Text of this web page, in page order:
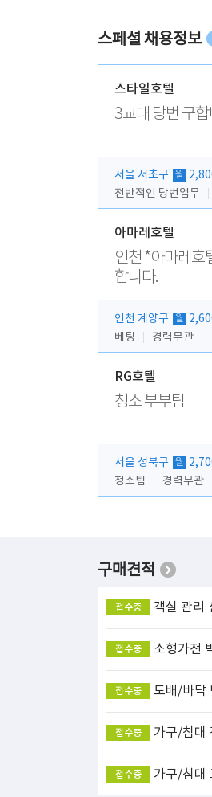
스페셜 채용정보
스타일호텔
3교대 당번 구
서울 서초구 월
전반적인 당번업무
아마레호텔
인천 *아마레호
합니다.
인천 계양구 월
베팅
경력무관
RG호텔
청소 부부팀
서울 성북구 월
청소팀
경력무관
구매견적
객실 관리
접수중
소형가전
접수중
도배/바닥
접수중
가구/침대
접수중
가구/침대
접수중